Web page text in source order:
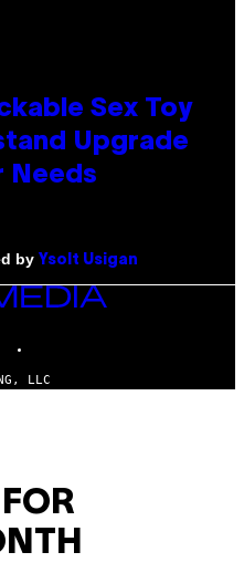
Sex Toy
Upgrade
Needs
by Ysolt Usigan
LLC